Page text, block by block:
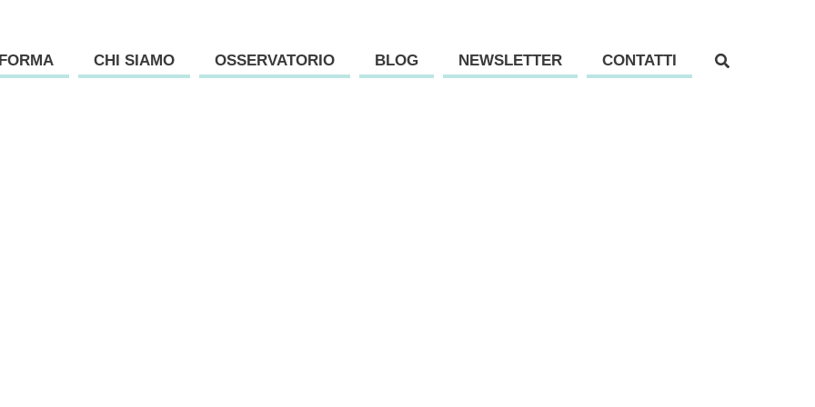
CHI SIAMO OSSERVATORIO BLOG NEWSLETTER CONTATTI